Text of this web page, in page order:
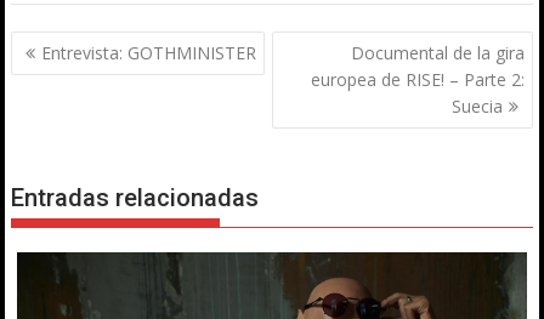
Navegación
de
Entrevista: GOTHMINISTER
Documental de la gira
europea de RISE! – Parte 2:
Suecia
Entradas relacionadas